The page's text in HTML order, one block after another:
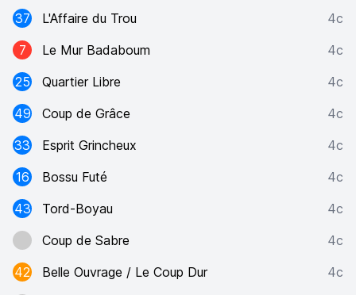
37
L'Affaire du Trou
4c
7
Le Mur Badaboum
4c
25
Quartier Libre
4c
49
Coup de Grâce
4c
33
Esprit Grincheux
4c
16
Bossu Futé
4c
43
Tord-Boyau
4c
Coup de Sabre
4c
42
Belle Ouvrage / Le Coup Dur
4c